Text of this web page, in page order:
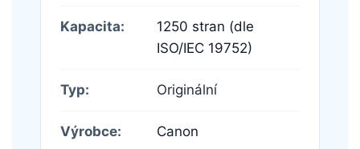
Kapacita:
1250 stran (dle
ISO/IEC 19752)
Typ: Originální
Výrobce: Canon